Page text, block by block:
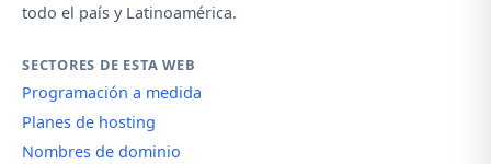
todo el país y Latinoamérica.
SECTORES DE ESTA WEB
Programación a medida
Planes de hosting
Nombres de dominio